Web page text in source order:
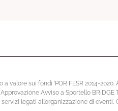
valore sui fondi ‘POR FESR 2014-
Avviso a Sportello
legati all’organizzazione di eventi,